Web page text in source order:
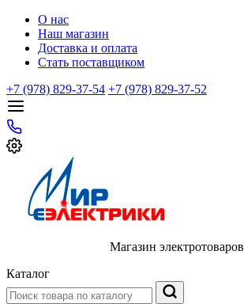
О нас
Наш магазин
Доставка и оплата
Стать поставщиком
+7 (978) 829-37-54 +7 (978) 829-37-52
Магазин электротоваров
Каталог